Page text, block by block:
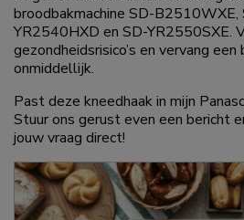
broodbakmachine SD-
YR2540HXD en SD-YR2550SXE.
gezondheidsrisico’s en vervang
onmiddellijk.
Past deze kneedhaak in mijn
Stuur ons gerust even een bericht
jouw vraag direct!